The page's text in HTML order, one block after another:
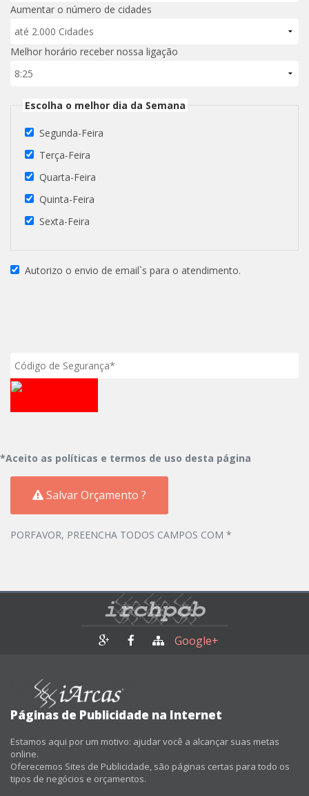
Aumentar o número de cidades
Melhor horário receber nossa ligação
Escolha o melhor dia da Semana
Segunda-Feira
Terça-Feira
Quarta-Feira
Quinta-Feira
Sexta-Feira
Autorizo o envio de email`s para o atendimento.
*Aceito as políticas e termos de uso desta página
Salvar Orçamento ?
PORFAVOR, PREENCHA TODOS CAMPOS COM *
Google+
Páginas de Publicidade na Internet
Estamos aqui por um motivo: ajudar você a alcançar suas metas
online.
Oferecemos Sites de Publicidade, são páginas certas para todo os
tipos de negócios e orçamentos.